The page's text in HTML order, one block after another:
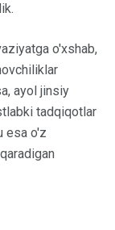
o'xshab,
ayol jinsiy
tadqiqotlar
esa o'z